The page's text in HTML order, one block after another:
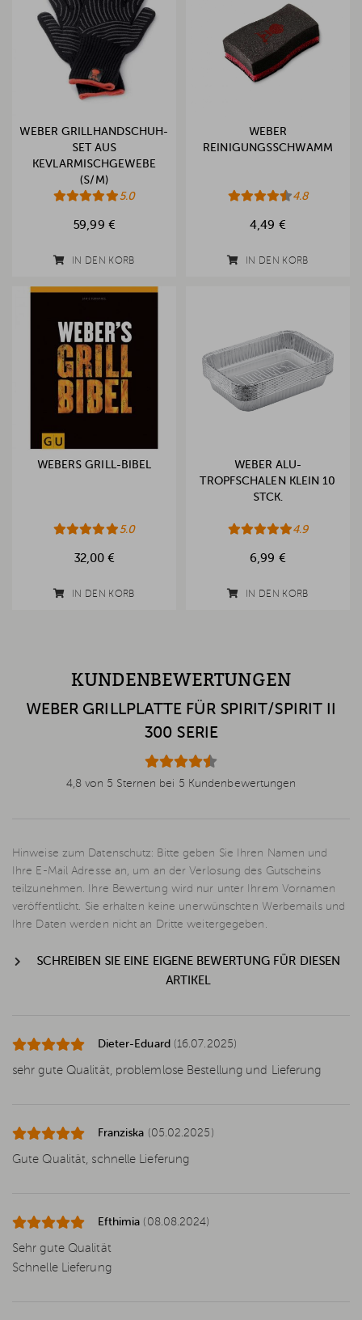
WEBER GRILLHANDSCHUH-
SET AUS
KEVLARMISCHGEWEBE
(S/M)
5.0
59,99 €
IN DEN KORB
WEBER
REINIGUNGSSCHWAMM
4.8
4,49 €
IN DEN KORB
WEBERS GRILL-BIBEL
5.0
32,00 €
IN DEN KORB
WEBER ALU-
TROPFSCHALEN KLEIN 10
STCK.
4.9
6,99 €
IN DEN KORB
KUNDENBEWERTUNGEN
WEBER GRILLPLATTE FÜR SPIRIT/SPIRIT II
300 SERIE
4,8 von 5 Sternen bei 5 Kundenbewertungen
Hinweise zum Datenschutz: Bitte geben Sie Ihren Namen und
Ihre E-Mail Adresse an, um an der Verlosung des Gutscheins
teilzunehmen. Ihre Bewertung wird nur unter Ihrem Vornamen
veröffentlicht. Sie erhalten keine unerwünschten Werbemails und
Ihre Daten werden nicht an Dritte weitergegeben.
SCHREIBEN SIE EINE EIGENE BEWERTUNG FÜR DIESEN
ARTIKEL
Dieter-Eduard (16.07.2025)
sehr gute Qualität, problemlose Bestellung und Lieferung
Franziska (05.02.2025)
Gute Qualität, schnelle Lieferung
Efthimia (08.08.2024)
Sehr gute Qualität
Schnelle Lieferung